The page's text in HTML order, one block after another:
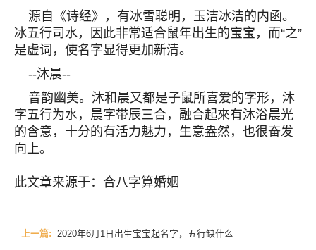
源自《诗经》，有冰雪聪明，玉洁冰洁的内函。
冰五行司水，因此非常适合鼠年出生的宝宝，而“之”
是虚词，使名字显得更加新清。
--沐晨--
音韵幽美。沐和晨又都是子鼠所喜爱的字形，沐
字五行为水，晨字带辰三合，融合起來有沐浴晨光
的含意，十分的有活力魅力，生意盎然，也很奋发
向上。
此文章来源于：合八字算婚姻
上一篇: 2020年6月1日出生宝宝起名字，五行缺什么